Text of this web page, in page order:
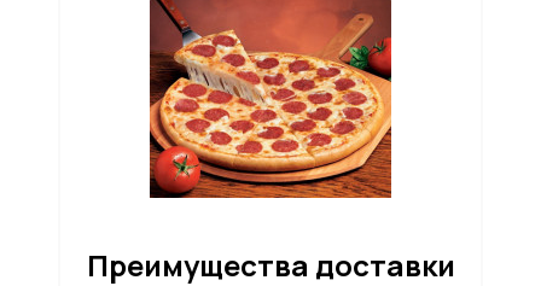
Преимущества доставки